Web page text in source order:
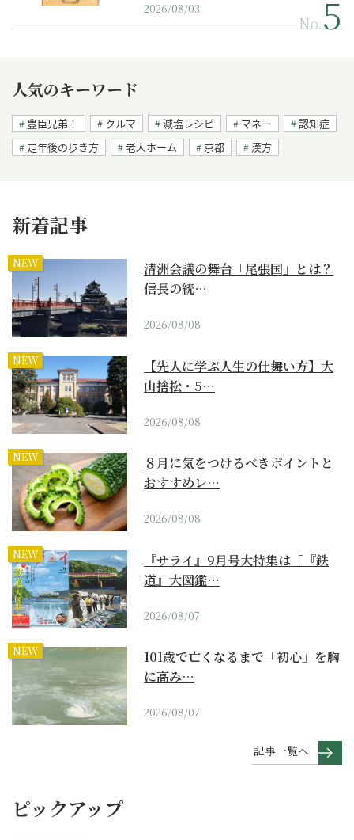
2026/08/03
No.
人気のキーワード
豊臣兄弟！ クルマ 減塩レシピ マネー
認知症
定年後の歩き方
老人ホーム 京都 漢方
新着記事
NEW
清洲会議の舞台「尾張国」とは？
信長の統…
2026/08/08
NEW
【先人に学ぶ人生の仕舞い方】大
山捨松・5…
2026/08/08
NEW
８月に気をつけるべきポイントと
おすすめレ…
2026/08/08
NEW
『サライ』9月号大特集は「『鉄
道』大図鑑…
2026/08/07
NEW
101歳で亡くなるまで「初心」を胸
に高み…
2026/08/07
記事一覧へ
ピックアップ